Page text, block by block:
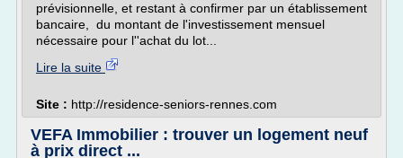
prévisionnelle, et restant à confirmer par un établissement
bancaire, du montant de l'investissement mensuel
nécessaire pour l''achat du lot...
Lire la suite
Site : http://residence-seniors-rennes.com
VEFA Immobilier : trouver un logement neuf
à prix direct ...